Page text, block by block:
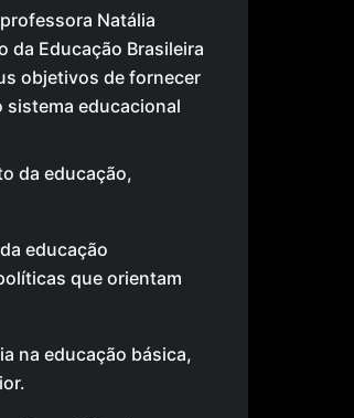
Natália
da Educação Brasileira
objetivos de fornecer
educacional
da educação,
educação
que orientam
na educação básica,